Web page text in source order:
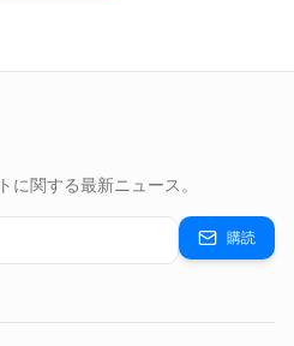
に関する最新ニュース。
購読